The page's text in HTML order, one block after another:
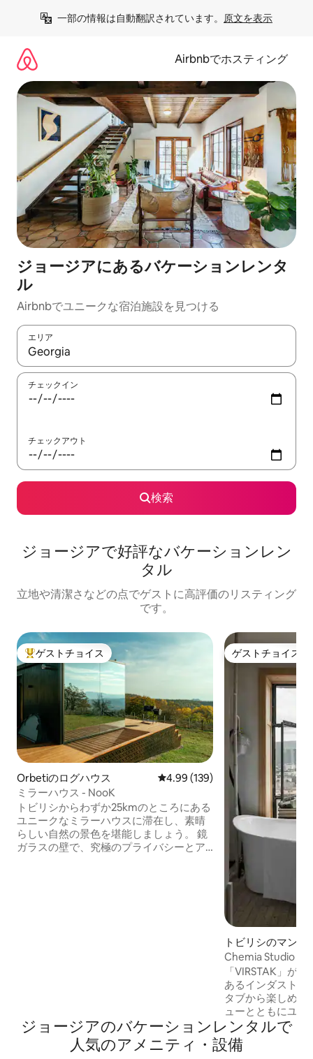
一部の情報は自動翻訳されています。 原文を表示
Airbnbでホスティング
ジョージアにあるバケーションレンタ
ル
Airbnbでユニークな宿泊施設を見つける
エリア
検索結果が表示されたら、上下の矢印キーを使って移動するか
チェックイン
チェックアウト
検索
ジョージアで好評なバケーションレン
タル
立地や清潔さなどの点でゲストに高評価のリスティング
です。
大好評のゲストチョイスです。
ゲストチョイス
Orbetiのログハウス レビュー139件、5つ星中4.99つ
4.99 (139)
ミラーハウス - NooK
トビリシからわずか25kmのところにある
ユニークなミラーハウスに滞在し、素晴
らしい自然の景色を堪能しましょう。 鏡
ガラスの壁で、究極のプライバシーとア
ゲストチョイス
ゲストチョイス
トビリシのマンシ
パート
Chemia Studio
「VIRSTAK」が
あるインダストリ
タブから楽しめる
ューとともにユニ
します。 -100%手作り。 -ランダムな居心
地の良い/機能的
ん。スタジオのア
ジョージアのバケーションレンタルで
人気のアメニティ・設備